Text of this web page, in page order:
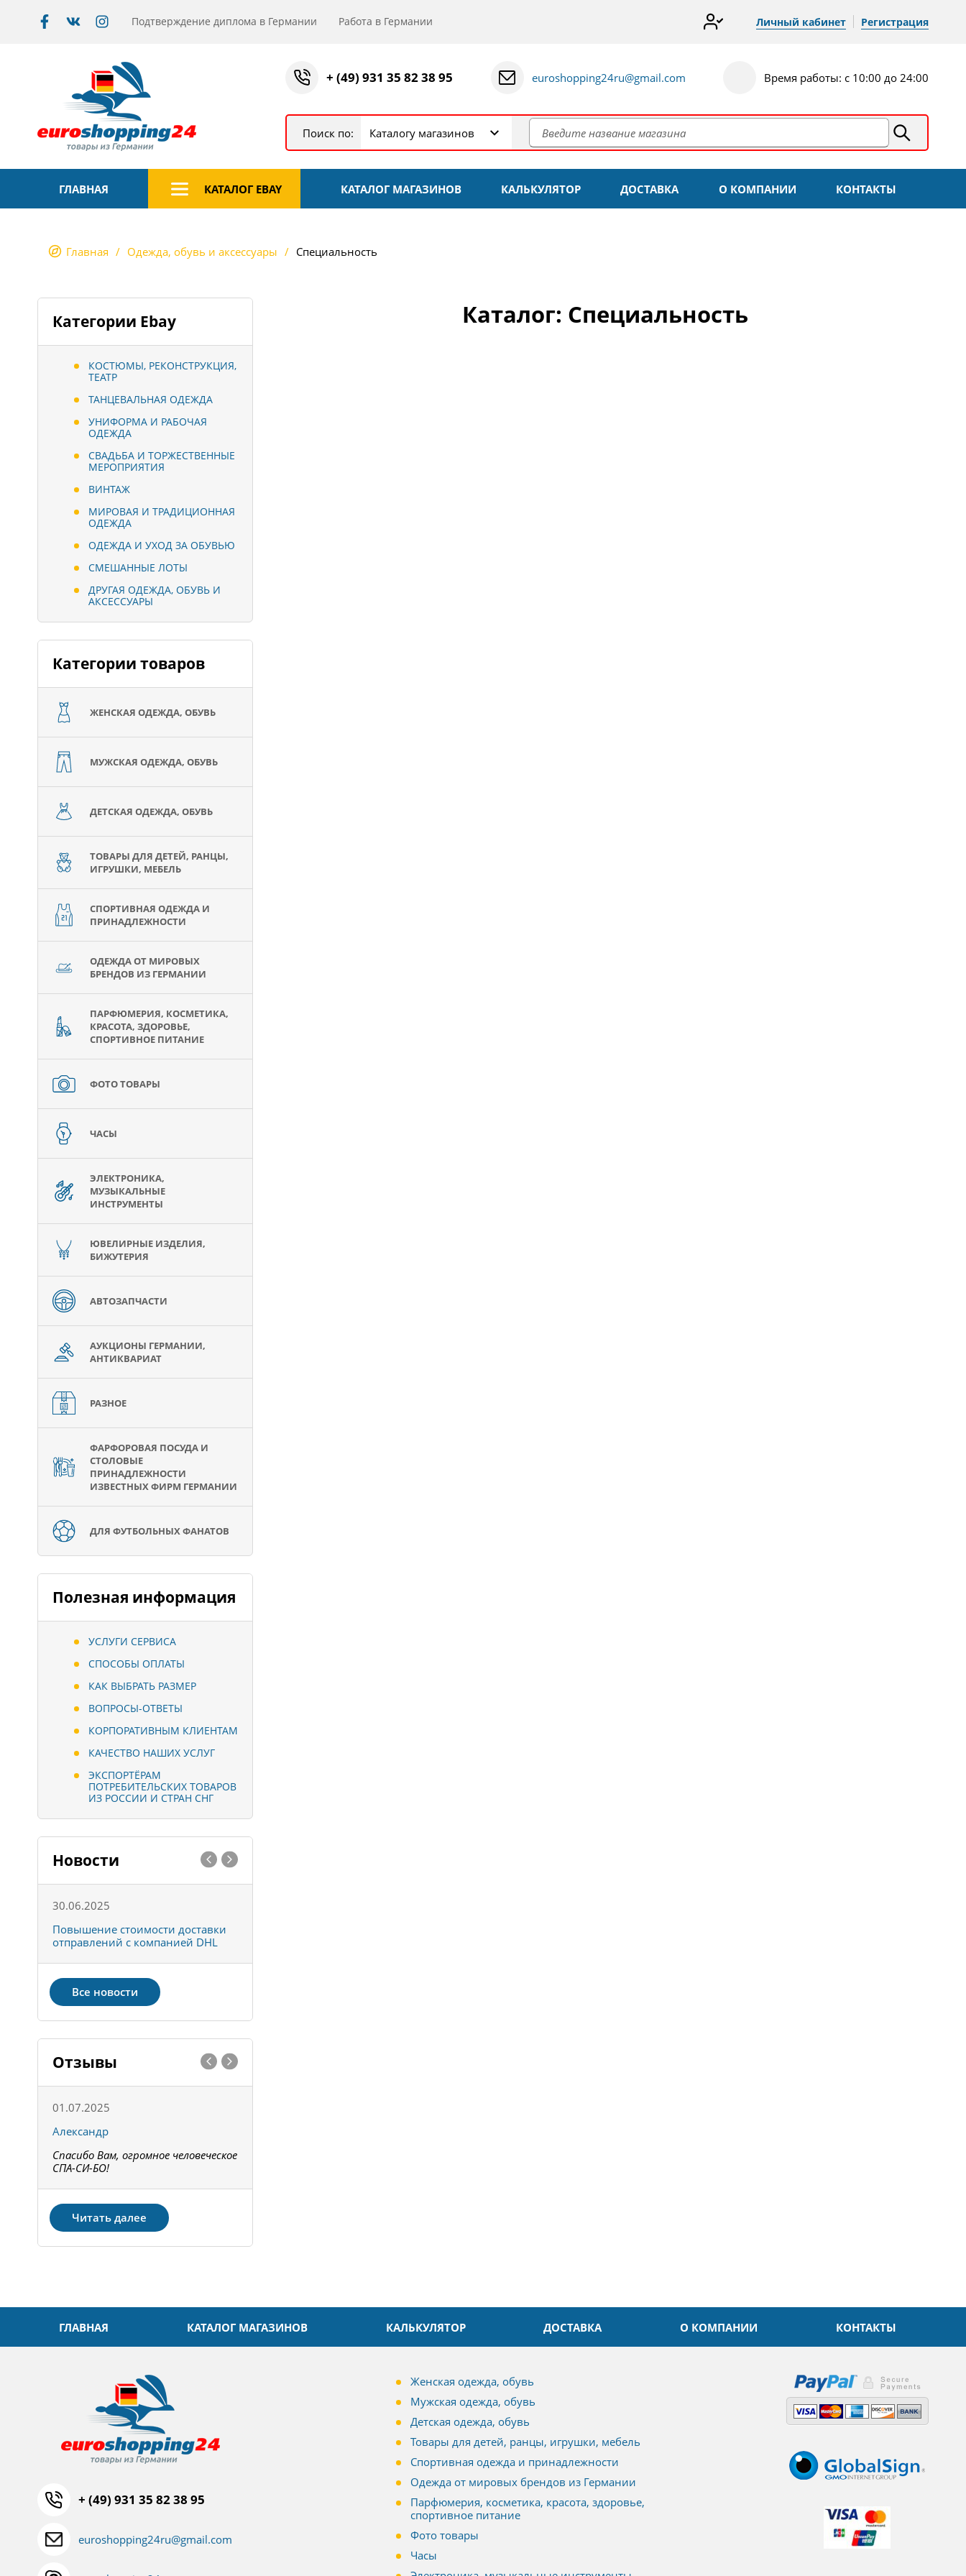
Подтверждение диплома в Германии Работа в Германии Личный кабинет Регистрация
+ (49) 931 35 82 38 95 euroshopping24ru@gmail.com Время работы: с 10:00 до 24:00
Поиск по: Каталогу магазинов
ГЛАВНАЯ КАТАЛОГ EBAY КАТАЛОГ МАГАЗИНОВ КАЛЬКУЛЯТОР ДОСТАВКА О КОМПАНИИ КОНТАКТЫ
Главная Одежда, обувь и аксессуары Специальность
Категории Ebay
КОСТЮМЫ, РЕКОНСТРУКЦИЯ,
ТЕАТР
ТАНЦЕВАЛЬНАЯ ОДЕЖДА
УНИФОРМА И РАБОЧАЯ
ОДЕЖДА
СВАДЬБА И ТОРЖЕСТВЕННЫЕ
МЕРОПРИЯТИЯ
ВИНТАЖ
МИРОВАЯ И ТРАДИЦИОННАЯ
ОДЕЖДА
ОДЕЖДА И УХОД ЗА ОБУВЬЮ
СМЕШАННЫЕ ЛОТЫ
ДРУГАЯ ОДЕЖДА, ОБУВЬ И
АКСЕССУАРЫ
Категории товаров
ЖЕНСКАЯ ОДЕЖДА, ОБУВЬ
МУЖСКАЯ ОДЕЖДА, ОБУВЬ
ДЕТСКАЯ ОДЕЖДА, ОБУВЬ
ТОВАРЫ ДЛЯ ДЕТЕЙ, РАНЦЫ,
ИГРУШКИ, МЕБЕЛЬ
СПОРТИВНАЯ ОДЕЖДА И
ПРИНАДЛЕЖНОСТИ
ОДЕЖДА ОТ МИРОВЫХ
БРЕНДОВ ИЗ ГЕРМАНИИ
ПАРФЮМЕРИЯ, КОСМЕТИКА,
КРАСОТА, ЗДОРОВЬЕ,
СПОРТИВНОЕ ПИТАНИЕ
ФОТО ТОВАРЫ
ЧАСЫ
ЭЛЕКТРОНИКА,
МУЗЫКАЛЬНЫЕ
ИНСТРУМЕНТЫ
ЮВЕЛИРНЫЕ ИЗДЕЛИЯ,
БИЖУТЕРИЯ
АВТОЗАПЧАСТИ
АУКЦИОНЫ ГЕРМАНИИ,
АНТИКВАРИАТ
РАЗНОЕ
ФАРФОРОВАЯ ПОСУДА И
СТОЛОВЫЕ
ПРИНАДЛЕЖНОСТИ
ИЗВЕСТНЫХ ФИРМ ГЕРМАНИИ
ДЛЯ ФУТБОЛЬНЫХ ФАНАТОВ
Полезная информация
УСЛУГИ СЕРВИСА
СПОСОБЫ ОПЛАТЫ
КАК ВЫБРАТЬ РАЗМЕР
ВОПРОСЫ-ОТВЕТЫ
КОРПОРАТИВНЫМ КЛИЕНТАМ
КАЧЕСТВО НАШИХ УСЛУГ
ЭКСПОРТЁРАМ
ПОТРЕБИТЕЛЬСКИХ ТОВАРОВ
ИЗ РОССИИ И СТРАН СНГ
Новости
30.06.2025
Повышение стоимости доставки
отправлений с компанией DHL
Все новости
Отзывы
01.07.2025
Александр
Спасибо Вам, огромное человеческое
СПА-СИ-БО!
Читать далее
Каталог: Специальность
ГЛАВНАЯ КАТАЛОГ МАГАЗИНОВ КАЛЬКУЛЯТОР ДОСТАВКА О КОМПАНИИ КОНТАКТЫ
+ (49) 931 35 82 38 95
euroshopping24ru@gmail.com
Женская одежда, обувь
Мужская одежда, обувь
Детская одежда, обувь
Товары для детей, ранцы, игрушки, мебель
Спортивная одежда и принадлежности
Одежда от мировых брендов из Германии
Парфюмерия, косметика, красота, здоровье,
спортивное питание
Фото товары
Часы